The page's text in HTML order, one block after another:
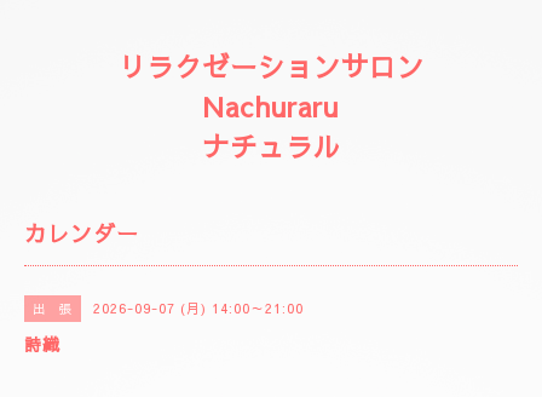
リラクゼーションサロン
Nachuraru
ナチュラル
カレンダー
出 張 2026-09-07 (月) 14:00～21:00
詩織